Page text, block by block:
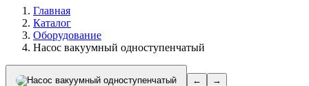
Главная
Каталог
Оборудование
Насос вакуумный одноступенчатый
← →